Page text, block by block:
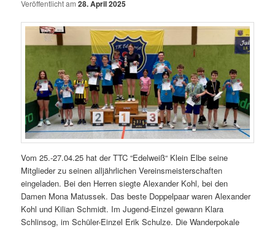
Veröffentlicht am28. April 2025
Vom 25.-27.04.25 hat der TTC “Edelweiß“ Klein Elbe seine
Mitglieder zu seinen alljährlichen Vereinsmeisterschaften
eingeladen. Bei den Herren siegte Alexander Kohl, bei den
Damen Mona Matussek. Das beste Doppelpaar waren Alexander
Kohl und Kilian Schmidt. Im Jugend-Einzel gewann Klara
Schlinsog, im Schüler-Einzel Erik Schulze. Die Wanderpokale